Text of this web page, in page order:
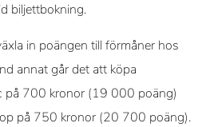
biljettbokning.
in poängen till förmåner hos
annat går det att köpa
på 700 kronor (19 000 poäng)
på 750 kronor (20 700 poäng).